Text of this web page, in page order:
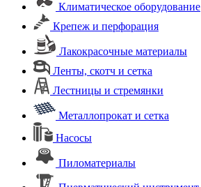
Климатическое оборудование
Крепеж и перфорация
Лакокрасочные материалы
Ленты, скотч и сетка
Лестницы и стремянки
Металлопрокат и сетка
Насосы
Пиломатериалы